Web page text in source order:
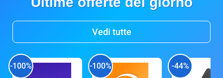
Vedi tutte
-100% -100% -44%